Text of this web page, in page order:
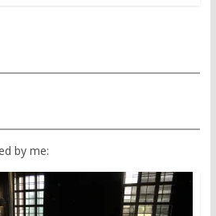
by me: